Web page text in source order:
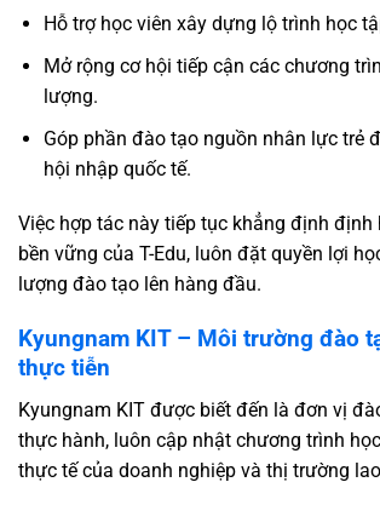
Hỗ trợ học viên xây dựng lộ trình học
Mở rộng cơ hội tiếp cận các chương
lượng.
Góp phần đào tạo nguồn nhân lực trẻ
hội nhập quốc tế.
Việc hợp tác này tiếp tục khẳng định định
bền vững của T-Edu, luôn đặt quyền lợi
lượng đào tạo lên hàng đầu.
Kyungnam KIT – Môi trường đào
thực tiễn
Kyungnam KIT được biết đến là đơn vị
thực hành, luôn cập nhật chương trình
thực tế của doanh nghiệp và thị trường